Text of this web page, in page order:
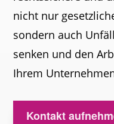
nicht nur
sondern auch
senken und den
Ihrem
Kontakt